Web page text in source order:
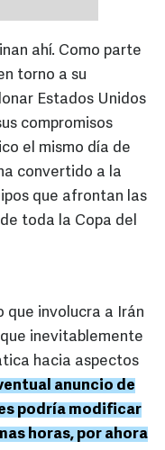
ahí. Como parte
torno a su
Estados Unidos
compromisos
el mismo día de
convertido a la
que afrontan las
toda la Copa del
que involucra a Irán
inevitablemente
hacia aspectos
anuncio de
podría modificar
horas, por ahora